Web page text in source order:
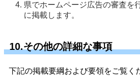
県でホームページ広告の審査を
に掲載します。
10.その他の詳細な事項
下記の掲載要綱および要領をご覧く